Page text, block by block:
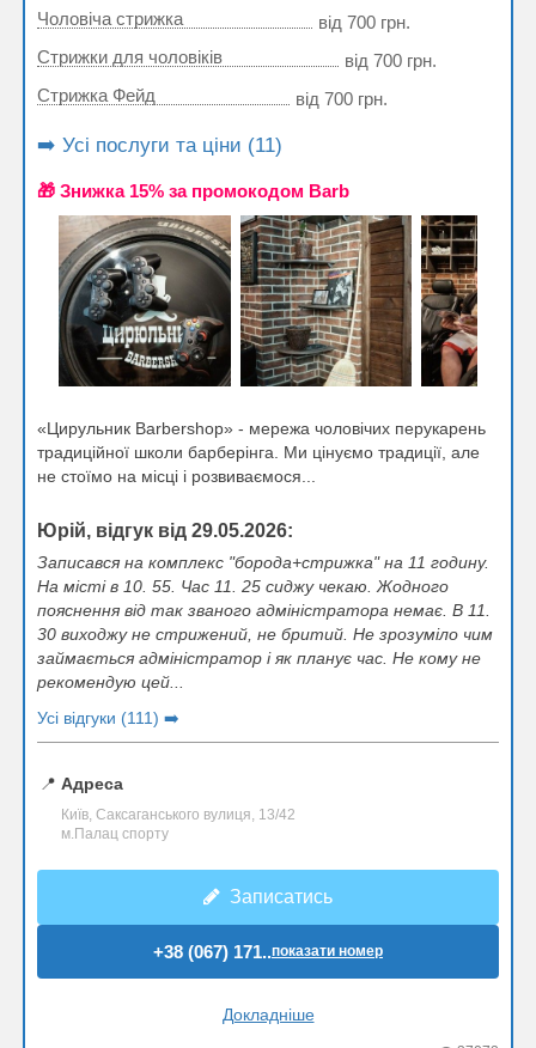
Чоловіча стрижка
від 700 грн.
Стрижки для чоловіків
від 700 грн.
Стрижка Фейд
від 700 грн.
➡️ Усі послуги та ціни (11)
🎁 Знижка 15% за промокодом Barb
«Цирульник Вarbershop» - мережа чоловічих перукарень
традиційної школи барберінга. Ми цінуємо традиції, але
не стоїмо на місці і розвиваємося...
Юрій, відгук від 29.05.2026:
Записався на комплекс "борода+стрижка" на 11 годину.
На місті в 10. 55. Час 11. 25 сиджу чекаю. Жодного
пояснення від так званого адміністратора немає. В 11.
30 виходжу не стрижений, не бритий. Не зрозуміло чим
займається адміністратор і як планує час. Не кому не
рекомендую цей...
Усі відгуки (111) ➡️
📍 Адреса
Київ, Саксаганського вулиця, 13/42
м.Палац спорту
Записатись
+38 (067) 171..показати номер
Докладніше